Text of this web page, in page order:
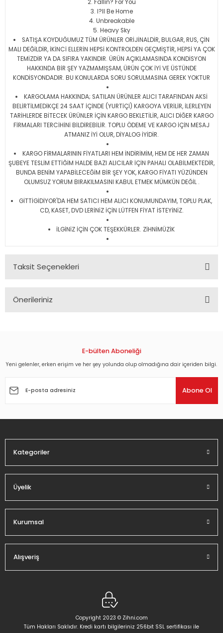
Fallin? For You
I?ll Be Home
Unbreakable
Heavy Sky
SATIŞA KOYDUĞUMUZ TÜM ÜRÜNLER ORİJİNALDİR, BULGAR, RUS, ÇİN
MALI DEĞİLDİR, İKİNCİ ELLERİN HEPSİ KONTROLDEN GEÇMİŞTİR, HEPSİ YA ÇOK
TEMİZDİR YA DA SIFIRA YAKINDIR. ÜRÜN AÇIKLAMASINDA KONDİSYON
HAKKINDA BİR ŞEY YAZMAMIŞSAM, ÜRÜN ÇOK İYİ VE ÜSTÜNDE
KONDİSYONDADIR. BU KONULARDA SORU SORULMASINA GEREK YOKTUR
KARGOLAMA HAKKINDA; SATILAN ÜRÜNLER ALICI TARAFINDAN AKSİ
BELİRTİLMEDİKÇE 24 SAAT İÇİNDE (YURTİÇİ) KARGOYA VERİLİR, İLERLEYEN
TARİHLERDE BİTECEK ÜRÜNLER İÇİN KARGO BEKLETİLİR, ALICI DİĞER KARGO
FİRMALARI TERCİHİNİ BİLDİREBİLİR. TOPLU ÖDEME VE KARGO İÇİN MESAJ
ATMANIZ İYİ OLUR, DİYALOG İYİDİR.
KARGO FİRMALARININ FİYATLARI HEM İNDİRİMİM, HEM DE HER ZAMAN
ŞUBEYE TESLİM ETTİĞİM HALDE BAZI ALICILAR İÇİN PAHALI OLABİLMEKTEDİR,
BUNDA BENİM YAPABİLECEĞİM BİR ŞEY YOK, KARGO FİYATI YÜZÜNDEN
OLUMSUZ YORUM BIRAKILMASINI KABUL ETMEK MÜMKÜN DEĞİL .
GİTTİGİDİYOR'DA HEM SATICI HEM ALICI KONUMUNDAYIM, TOPLU PLAK,
CD, KASET, DVD LERİNİZ İÇİN LÜTFEN FİYAT İSTEYİNİZ.
İLGİNİZ İÇİN ÇOK TEŞEKKÜRLER. ZİHNİMÜZİK
Taksit Seçenekleri
Önerileriniz
Görüş ve önerileriniz için teşekkür ederiz.
Ürün açıklamasında eksik bilgiler bulunuyor.
E-bülten Aboneliği
Yeni gelenler, erken erişim ve her şey yolunda olup olmadığına dair içeriden bilgi.
Abone Ol
Kategoriler
Üyelik
Kurumsal
Alışveriş
Copyright 2023 © Zihni.com
Tüm Hakları Saklıdır. Kredi kartı bilgileriniz 256bit SSL sertifikası ile